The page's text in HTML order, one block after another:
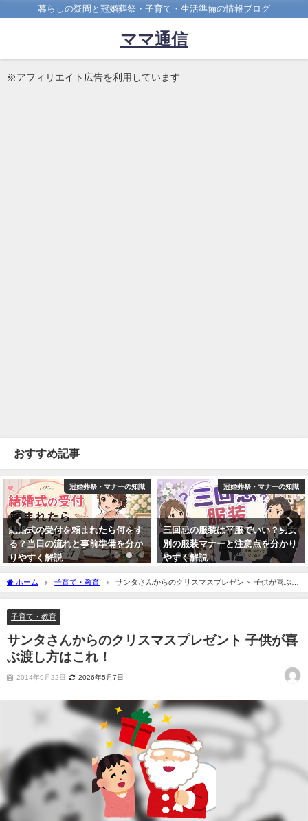
暮らしの疑問と冠婚葬祭・子育て・生活準備の情報ブログ
ママ通信
※アフィリエイト広告を利用しています
おすすめ記事
冠婚葬祭・マナーの知識
結婚式の受付を頼まれたら何をす
る？当日の流れと事前準備を分か
りやすく解説
冠婚葬祭・マナーの知識
三回忌の服装は平服でいい？男女
別の服装マナーと注意点を分かり
やすく解説
ホーム 子育て・教育
サンタさんからのクリスマスプレゼント 子供が喜ぶ渡
し方はこれ！
子育て・教育
サンタさんからのクリスマスプレゼント 子供が喜
ぶ渡し方はこれ！
2014年9月22日 2026年5月7日